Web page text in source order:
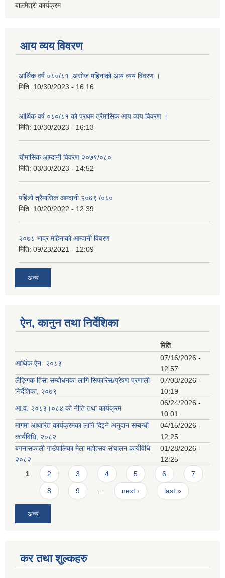
बालमैत्री कार्यक्रम
आय व्यय विवरण
आर्थिक वर्ष ०८०/८१ ,असोज महिनाको आय व्यय विवरण ।
मिति: 10/30/2023 - 16:16
आर्थिक वर्ष ०८०/८१ को प्रथम त्रैमासिक आय व्यय विवरण ।
मिति: 10/30/2023 - 16:13
चौमासिक आम्दानी विवरण २०७९/०८०
मिति: 03/30/2023 - 14:52
पहिलो त्रैमासिक आम्दानी २०७९ /०८०
मिति: 10/20/2022 - 12:39
२०७८ भाद्र महिनाकाे आम्दानी विवरण
मिति: 09/23/2021 - 12:09
अन्य
ऐन, कानुन तथा निर्देशिका
मिति
आर्थिक ऐन- २०८३
07/16/2026 -
12:57
लैङ्गिक हिंसा सम्बोधनका लागि सिफारिस/प्रेषण प्रणाली
निर्देशिका, २०७९
07/03/2026 -
10:19
आ.व. २०८३।०८४ को नीति तथा कार्यक्रम
06/24/2026 -
10:01
मागमा आधारित कार्यक्रमका लागि दिइने अनुदान सम्बन्धी
कार्यविधि, २०८२
04/15/2026 -
12:25
बगनासकाली गाउँपालिका मेला महोत्सव संचालन कार्यविधि
२०८२
01/28/2026 -
12:25
Pages
1 2 3 4 5 6 7
8 9 next › last »
अन्य
कर तथा शुल्कहरु